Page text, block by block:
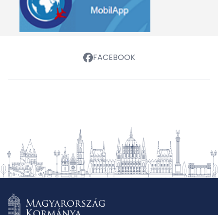
FACEBOOK